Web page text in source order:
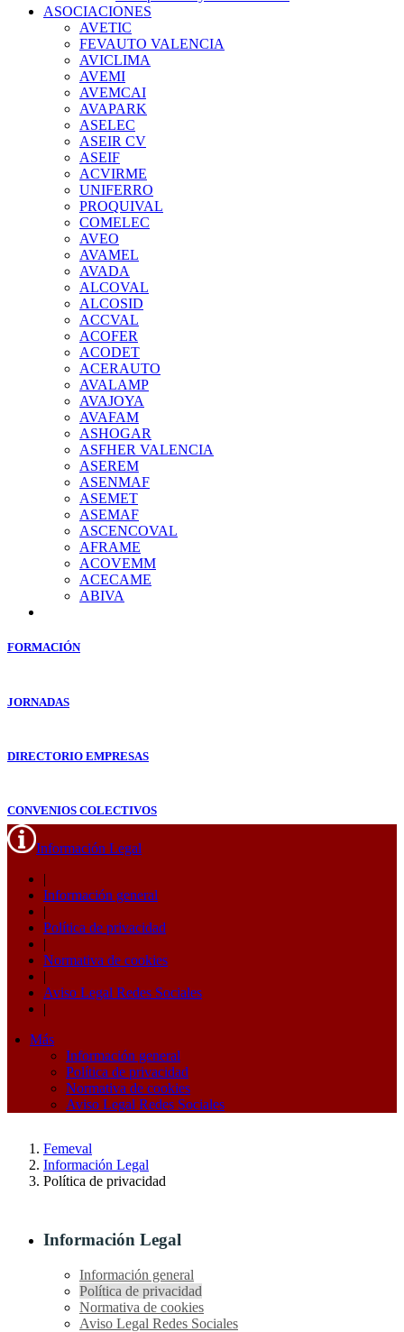
ASOCIACIONES
AVETIC
FEVAUTO VALENCIA
AVICLIMA
AVEMI
AVEMCAI
AVAPARK
ASELEC
ASEIR CV
ASEIF
ACVIRME
UNIFERRO
PROQUIVAL
COMELEC
AVEO
AVAMEL
AVADA
ALCOVAL
ALCOSID
ACCVAL
ACOFER
ACODET
ACERAUTO
AVALAMP
AVAJOYA
AVAFAM
ASHOGAR
ASFHER VALENCIA
ASEREM
ASENMAF
ASEMET
ASEMAF
ASCENCOVAL
AFRAME
ACOVEMM
ACECAME
ABIVA
FORMACIÓN
JORNADAS
DIRECTORIO EMPRESAS
CONVENIOS COLECTIVOS
Información Legal
|
Información general
|
Política de privacidad
|
Normativa de cookies
|
Aviso Legal Redes Sociales
|
Más
Información general
Política de privacidad
Normativa de cookies
Aviso Legal Redes Sociales
Femeval
Información Legal
Política de privacidad
Información Legal
Información general
Política de privacidad
Normativa de cookies
Aviso Legal Redes Sociales